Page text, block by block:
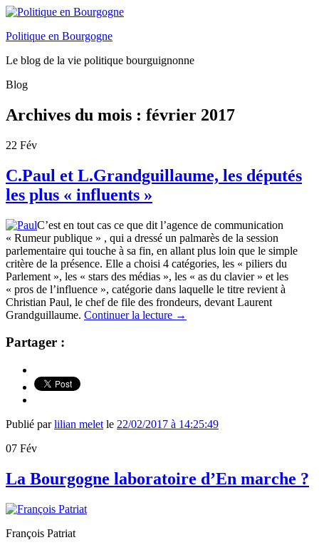
Politique en Bourgogne
Le blog de la vie politique bourguignonne
Blog
Archives du mois : février 2017
22 Fév
C.Paul et L.Grandguillaume, les députés
les plus « influents »
C’est en tout cas ce que dit l’agence de communication
« Rumeur publique » , qui a dressé un palmarès de la session
parlementaire qui touche à sa fin, en allant plus loin que le simple
critère de la présence. Elle a choisi 4 catégories, les « piliers du
Parlement », les « stars des médias », les « as du clavier » et les
« pros de l’influence », catégorie dans laquelle le titre revient à
Christian Paul, le chef de file des frondeurs, devant Laurent
Grandguillaume. Continuer la lecture →
Partager :
Publié parlilian melet le 22/02/2017 à 14:25:49
07 Fév
La Bourgogne laboratoire d’En marche ?
François Patriat